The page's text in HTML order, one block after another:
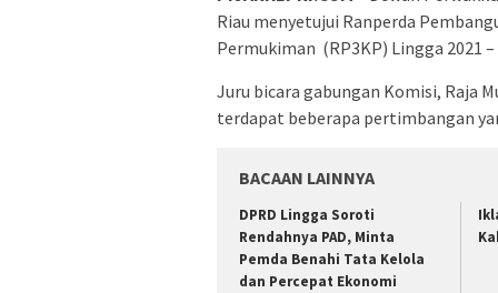
Riau menyetujui Ranperda
Permukiman (RP3KP) Lingga 2021 –
Juru bicara gabungan Komisi, Raja
terdapat beberapa pertimbangan
BACAAN LAINNYA
DPRD Lingga Soroti
Rendahnya PAD, Minta
Pemda Benahi Tata Kelola
dan Percepat Ekonomi